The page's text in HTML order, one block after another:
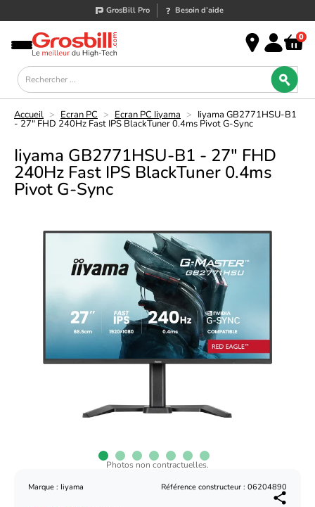
GrosBill Pro Besoin d’aide
0
Accueil > Ecran PC > Ecran PC Iiyama > Iiyama GB2771HSU-B1
- 27" FHD 240Hz Fast IPS BlackTuner 0.4ms Pivot G-Sync
Iiyama GB2771HSU-B1 - 27" FHD
240Hz Fast IPS BlackTuner 0.4ms
Pivot G-Sync
Photos non contractuelles.
Marque : Iiyama Référence constructeur : 06204890